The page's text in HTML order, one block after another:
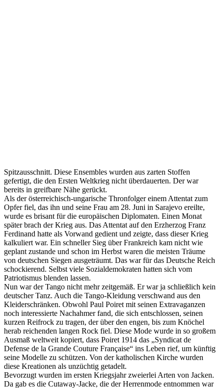
Spitzausschnitt. Diese Ensembles wurden aus zarten Stoffen
gefertigt, die den Ersten Weltkrieg nicht überdauerten. Der war
bereits in greifbare Nähe gerückt.
Als der österreichisch-ungarische Thronfolger einem Attentat zum
Opfer fiel, das ihn und seine Frau am 28. Juni in Sarajevo ereilte,
wurde es brisant für die europäischen Diplomaten. Einen Monat
später brach der Krieg aus. Das Attentat auf den Erzherzog Franz
Ferdinand hatte als Vorwand gedient und zeigte, dass dieser Krieg
kalkuliert war. Ein schneller Sieg über Frankreich kam nicht wie
geplant zustande und schon im Herbst waren die meisten Träume
von deutschen Siegen ausgeträumt. Das war für das Deutsche Reich
schockierend. Selbst viele Sozialdemokraten hatten sich vom
Patriotismus blenden lassen.
Nun war der Tango nicht mehr zeitgemäß. Er war ja schließlich kein
deutscher Tanz. Auch die Tango-Kleidung verschwand aus den
Kleiderschränken. Obwohl Paul Poiret mit seinen Extravaganzen
noch interessierte Nachahmer fand, die sich entschlossen, seinen
kurzen Reifrock zu tragen, der über den engen, bis zum Knöchel
herab reichenden langen Rock fiel. Diese Mode wurde in so großem
Ausmaß weltweit kopiert, dass Poiret 1914 das „Syndicat de
Defense de la Grande Couture Française“ ins Leben rief, um künftig
seine Modelle zu schützen. Von der katholischen Kirche wurden
diese Kreationen als unzüchtig getadelt.
Bevorzugt wurden im ersten Kriegsjahr zweierlei Arten von Jacken.
Da gab es die Cutaway-Jacke, die der Herrenmode entnommen war